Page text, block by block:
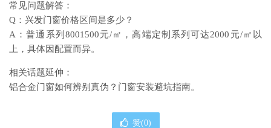
常见问题解答：
Q：兴发门窗价格区间是多少？
A：普通系列8001500元/㎡，高端定制系列可达2000元/㎡以
上，具体因配置而异。
相关话题延伸：
铝合金门窗如何辨别真伪？门窗安装避坑指南。
赞(0)